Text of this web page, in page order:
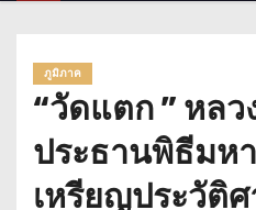
ภูมิภาค
“วัดแตก ” หลว
ประธานพิธีมห
เหรียญประวัติ